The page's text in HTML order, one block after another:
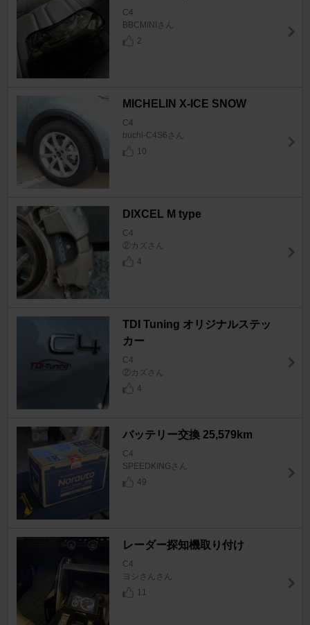
C4
BBCMINIさん
2
MICHELIN X-ICE SNOW
C4
buchi-C4S6さん
10
DIXCEL M type
C4
②カズさん
4
TDI Tuning オリジナルステッ
カー
C4
②カズさん
4
バッテリー交換 25,579km
C4
SPEEDKINGさん
49
レーダー探知機取り付け
C4
ヨシさんさん
11